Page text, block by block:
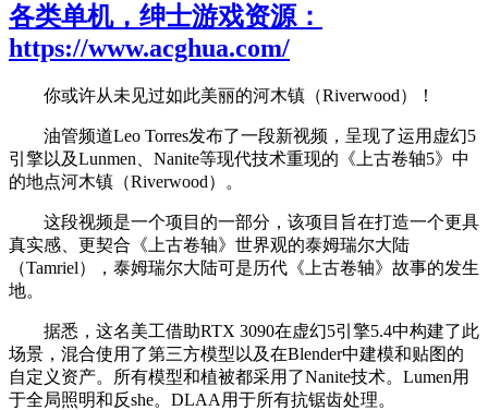
各类单机，绅士游戏资源：
https://www.acghua.com/
你或许从未见过如此美丽的河木镇（Riverwood）！
油管频道Leo Torres发布了一段新视频，呈现了运用虚幻5
引擎以及Lunmen、Nanite等现代技术重现的《上古卷轴5》中
的地点河木镇（Riverwood）。
这段视频是一个项目的一部分，该项目旨在打造一个更具
真实感、更契合《上古卷轴》世界观的泰姆瑞尔大陆
（Tamriel），泰姆瑞尔大陆可是历代《上古卷轴》故事的发生
地。
据悉，这名美工借助RTX 3090在虚幻5引擎5.4中构建了此
场景，混合使用了第三方模型以及在Blender中建模和贴图的
自定义资产。所有模型和植被都采用了Nanite技术。Lumen用
于全局照明和反she。DLAA用于所有抗锯齿处理。